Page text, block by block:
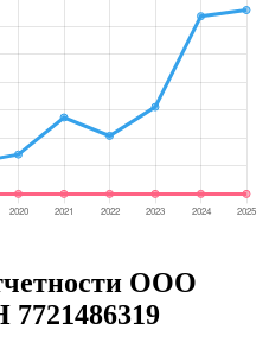
ООО